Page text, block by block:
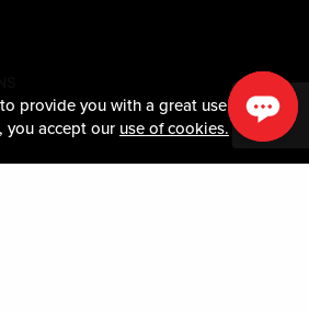
provide you with a great user
you accept our use of cookies.